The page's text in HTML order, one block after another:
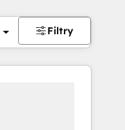
Filtry